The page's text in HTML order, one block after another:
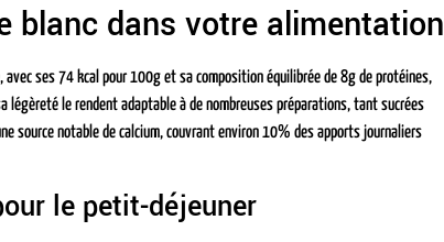
blanc dans votre alimentation
ses 74 kcal pour 100g et sa composition équilibrée de 8g de protéines,
le rendent adaptable à de nombreuses préparations, tant sucrées
source notable de calcium, couvrant environ 10% des apports journaliers
le petit-déjeuner